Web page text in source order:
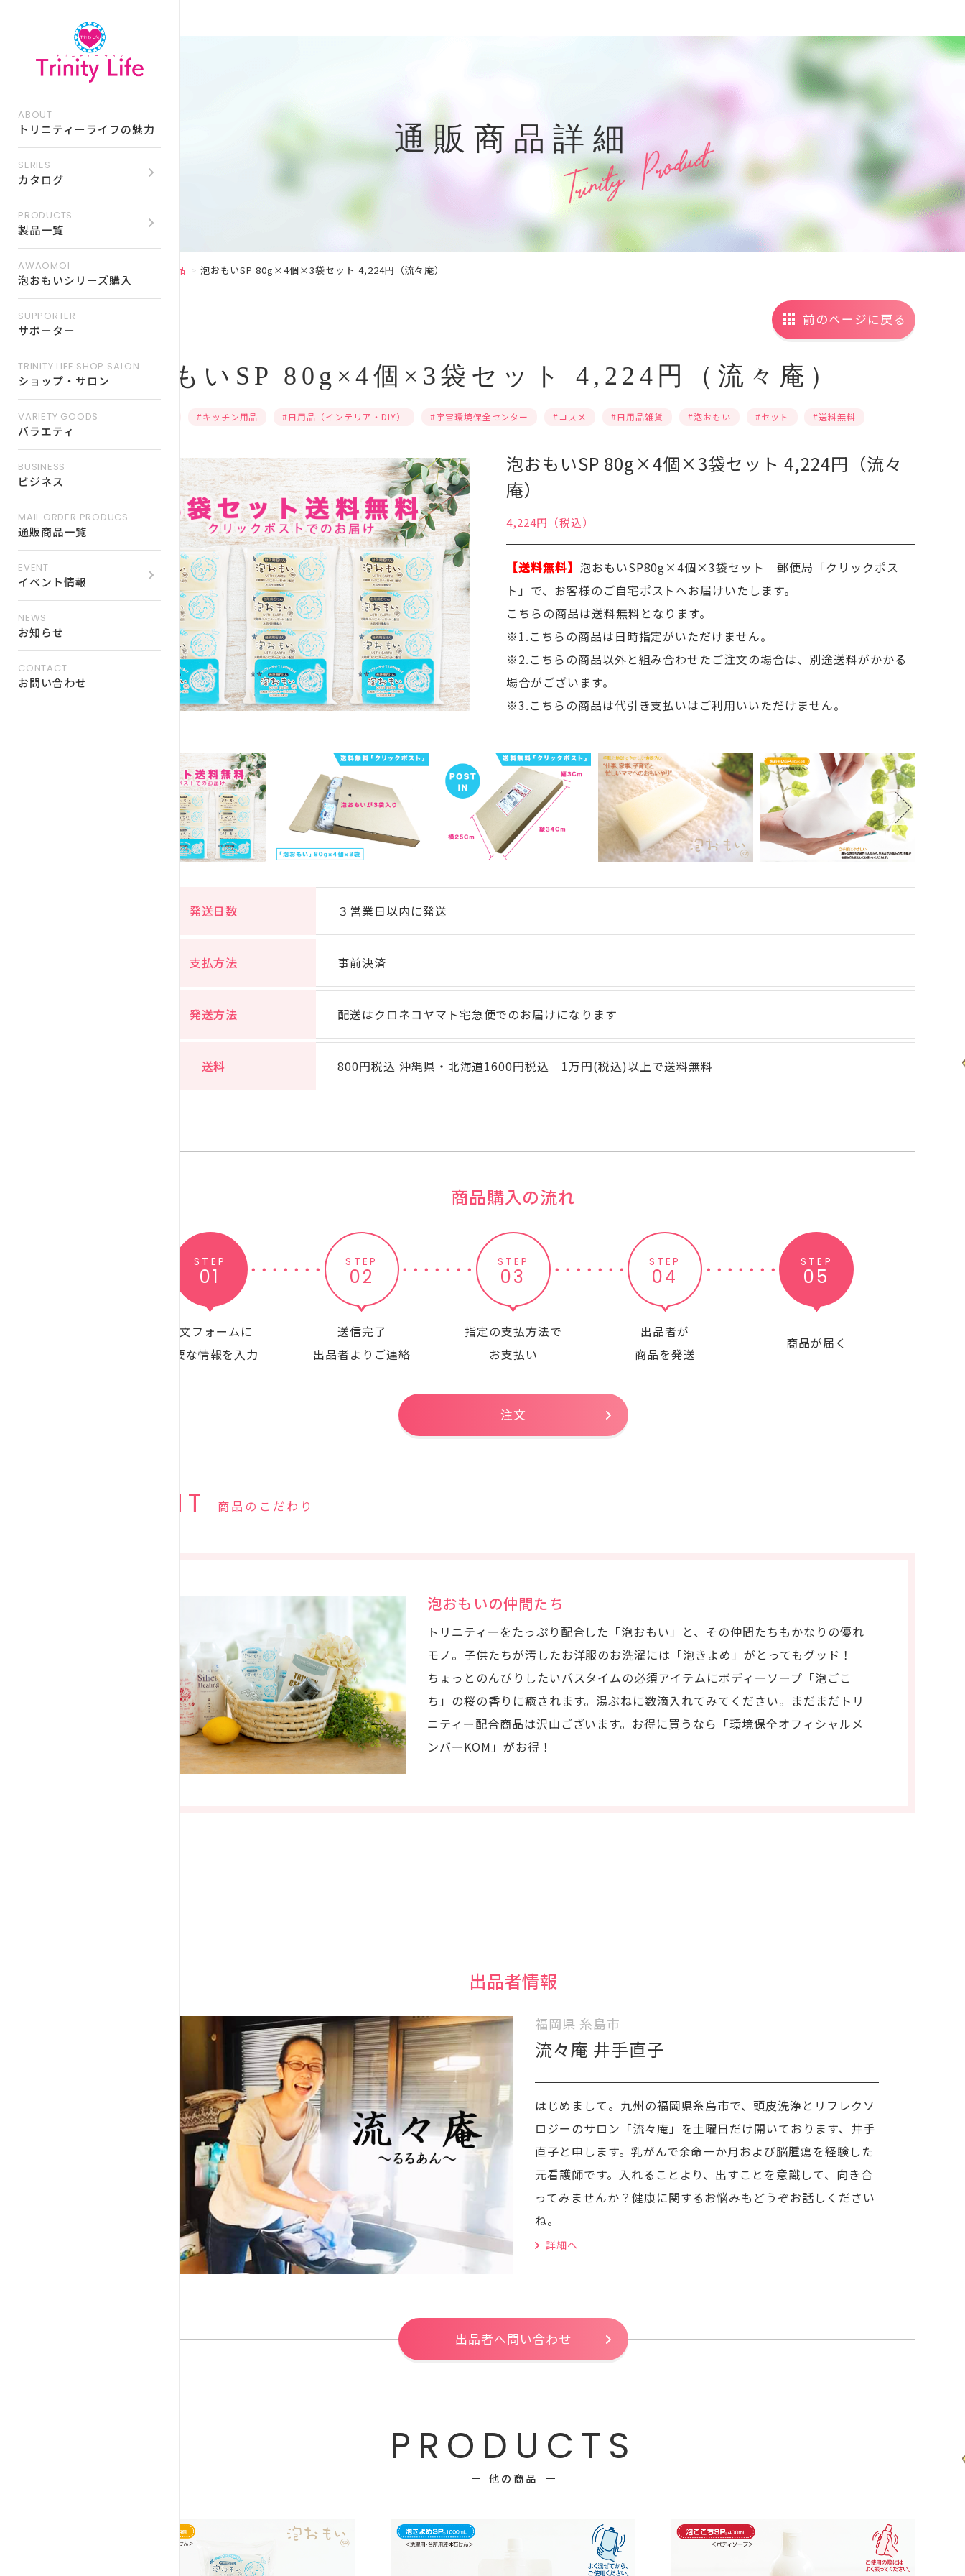
ABOUT
トリニティーライフの魅力
SERIES
カタログ
トリニティーライフ
PRODUCTS
製品一覧
製品一覧
トリニティーライフ
AWAOMOI
泡おもいシリーズ購入
SUPPORTER
サポーター
TRINITY LIFE SHOP SALON
ショップ・サロン
VARIETY GOODS
バラエティ
BUSINESS
ビジネス
MAIL ORDER PRODUCS
通販商品一覧
EVENT
イベント情報
イベント情報一覧
イベント予約フォーム
NEWS
お知らせ
CONTACT
お問い合わせ
通販商品詳細
通販商品 泡おもいSP 80g×4個×3袋セット 4,224円（流々庵）
前のページに戻る
泡おもいSP 80g×4個×3袋セット 4,224円（流々庵）
#キッチン⽤品 #⽇⽤品（インテリア・DIY） #宇宙環境保全センター #コスメ #⽇⽤品雑貨 #泡おもい #セット #送料無料
泡おもいSP 80g×4個×3袋セット 4,224円（流々
庵）
4,224円（税込）
【送料無料】 泡おもいSP80g×4個×3袋セット 郵便局「クリックポス
ト」で、お客様のご自宅ポストへお届けいたします。
こちらの商品は送料無料となります。
※1.こちらの商品は日時指定がいただけません。
※2.こちらの商品以外と組み合わせたご注文の場合は、別途送料がかかる
場合がございます。
※3.こちらの商品は代引き支払いはご利用いいただけません。
発送日数 ３営業日以内に発送
支払方法 事前決済
発送方法 配送はクロネコヤマト宅急便でのお届けになります
送料 800円税込 沖縄県・北海道1600円税込 1万円(税込)以上で送料無料
商品購入の流れ
STEP
01
注文フォームに
必要な情報を入力
STEP
02
送信完了
出品者よりご連絡
STEP
03
指定の支払方法で
お支払い
STEP
04
出品者が
商品を発送
STEP
05
商品が届く
注文
POINT 商品のこだわり
泡おもいの仲間たち
トリニティーをたっぷり配合した「泡おもい」と、その仲間たちもかなりの優れ
モノ。子供たちが汚したお洋服のお洗濯には「泡きよめ」がとってもグッド！
ちょっとのんびりしたいバスタイムの必須アイテムにボディーソープ「泡ごこ
ち」の桜の香りに癒されます。湯ぶねに数滴入れてみてください。まだまだトリ
ニティー配合商品は沢山ございます。お得に買うなら「環境保全オフィシャルメ
ンバーKOM」がお得！
出品者情報
福岡県 糸島市
流々庵 井手直子
はじめまして。九州の福岡県糸島市で、頭皮洗浄とリフレクソ
ロジーのサロン「流々庵」を土曜日だけ開いております、井手
直子と申します。乳がんで余命一か月および脳腫瘍を経験した
元看護師です。入れることより、出すことを意識して、向き合
ってみませんか？健康に関するお悩みもどうぞお話しください
ね。
詳細へ
出品者へ問い合わせ
PRODUCTS
他の商品